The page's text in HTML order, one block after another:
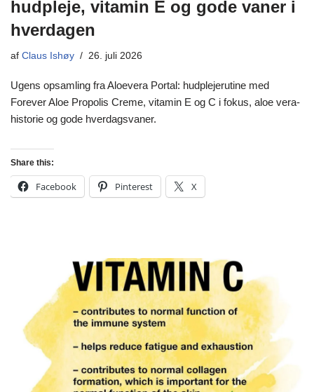
hudpleje, vitamin E og gode vaner i
hverdagen
af Claus Ishøy 26. juli 2026
Ugens opsamling fra Aloevera Portal: hudplejerutine med
Forever Aloe Propolis Creme, vitamin E og C i fokus, aloe vera-
historie og gode hverdagsvaner.
Share this:
Facebook Pinterest X